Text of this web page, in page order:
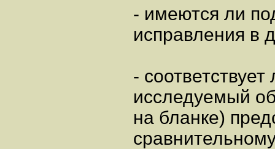
- имеются ли
исправления в
- соответствует
исследуемый
на бланке)